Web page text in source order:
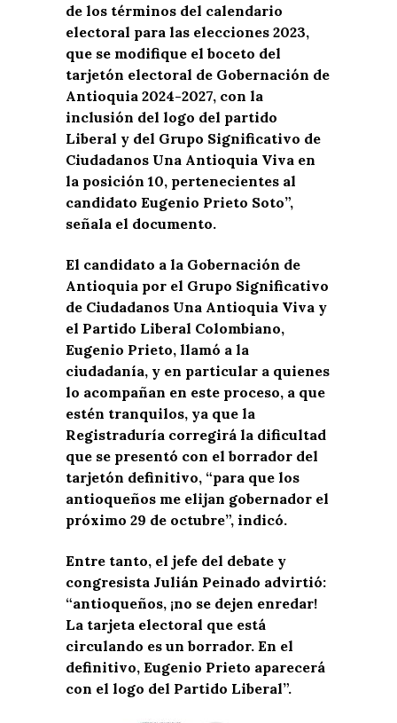
de los términos del calendario
electoral para las elecciones 2023,
que se modifique el boceto del
tarjetón electoral de Gobernación de
Antioquia 2024-2027, con la
inclusión del logo del partido
Liberal y del Grupo Significativo de
Ciudadanos Una Antioquia Viva en
la posición 10, pertenecientes al
candidato Eugenio Prieto Soto”,
señala el documento.
El candidato a la Gobernación de
Antioquia por el Grupo Significativo
de Ciudadanos Una Antioquia Viva y
el Partido Liberal Colombiano,
Eugenio Prieto, llamó a la
ciudadanía, y en particular a quienes
lo acompañan en este proceso, a que
estén tranquilos, ya que la
Registraduría corregirá la dificultad
que se presentó con el borrador del
tarjetón definitivo, “para que los
antioqueños me elijan gobernador el
próximo 29 de octubre”, indicó.
Entre tanto, el jefe del debate y
congresista Julián Peinado advirtió:
“antioqueños, ¡no se dejen enredar!
La tarjeta electoral que está
circulando es un borrador. En el
definitivo, Eugenio Prieto aparecerá
con el logo del Partido Liberal”.